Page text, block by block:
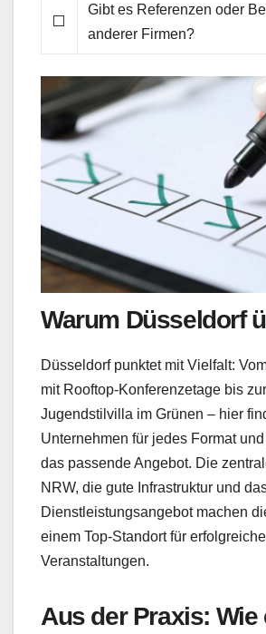
⬜
Gibt es Referenzen oder
anderer Firmen?
Warum Düsseldorf
Düsseldorf punktet mit Vielfalt:
mit Rooftop-Konferenzetage bis
Jugendstilvilla im Grünen – hier
Unternehmen für jedes Format
das passende Angebot. Die
NRW, die gute Infrastruktur und
Dienstleistungsangebot machen
einem Top-Standort für
Veranstaltungen.
Aus der Praxis: Wie